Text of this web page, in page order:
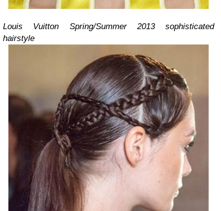
Louis Vuitton Spring/Summer 2013 sophisticated
hairstyle